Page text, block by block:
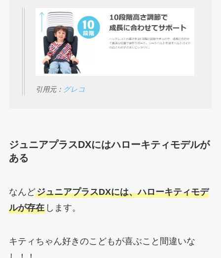
引用元： グレコ
ジュニアプラスDXにはハローキティモデルが
ある
なんどジュニアプラスDXには、ハローキティモデ
ルが存在します。
キティちゃん好きのこどもが喜ぶこと間違いな